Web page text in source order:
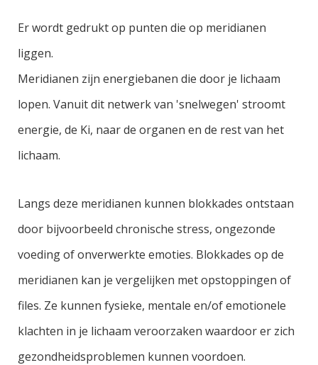
Er wordt gedrukt op punten die op meridianen
liggen.
Meridianen zijn energiebanen die door je lichaam
lopen. Vanuit dit netwerk van 'snelwegen' stroomt
energie, de Ki, naar de organen en de rest van het
lichaam.
Langs deze meridianen kunnen blokkades ontstaan
door bijvoorbeeld chronische stress, ongezonde
voeding of onverwerkte emoties. Blokkades op de
meridianen kan je vergelijken met opstoppingen of
files. Ze kunnen fysieke, mentale en/of emotionele
klachten in je lichaam veroorzaken waardoor er zich
gezondheidsproblemen kunnen voordoen.